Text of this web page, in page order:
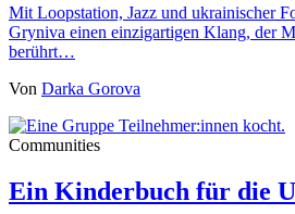
Mit Loopstation, Jazz und ukrainischer
Gryniva einen einzigartigen Klang, der
berührt…
Von Darka Gorova
Communities
Ein Kinderbuch für die